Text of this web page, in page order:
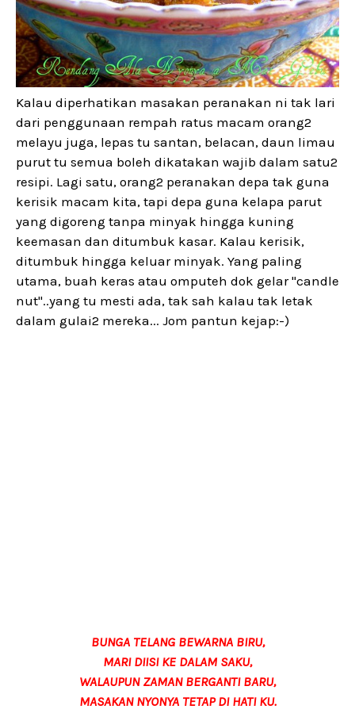
Kalau diperhatikan masakan peranakan ni tak lari
dari penggunaan rempah ratus macam orang2
melayu juga, lepas tu santan, belacan, daun limau
purut tu semua boleh dikatakan wajib dalam satu2
resipi. Lagi satu, orang2 peranakan depa tak guna
kerisik macam kita, tapi depa guna kelapa parut
yang digoreng tanpa minyak hingga kuning
keemasan dan ditumbuk kasar. Kalau kerisik,
ditumbuk hingga keluar minyak. Yang paling
utama, buah keras atau omputeh dok gelar "candle
nut"..yang tu mesti ada, tak sah kalau tak letak
dalam gulai2 mereka... Jom pantun kejap:-)
BUNGA TELANG BEWARNA BIRU,
MARI DIISI KE DALAM SAKU,
WALAUPUN ZAMAN BERGANTI BARU,
MASAKAN NYONYA TETAP DI HATI KU.